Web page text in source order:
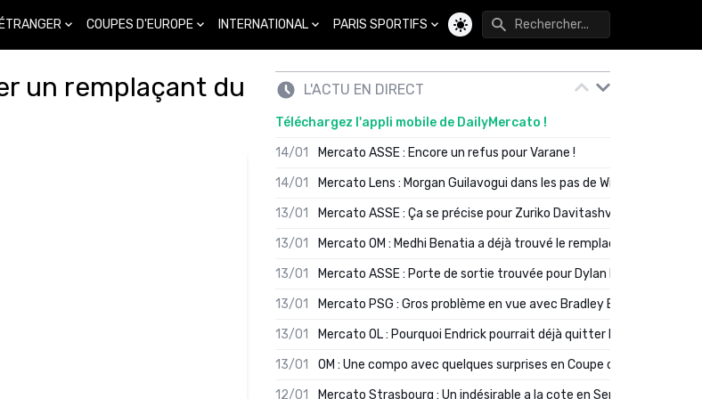
ÉTRANGER COUPES D'EUROPE INTERNATIONAL PARIS SPORTIFS
Changer de thème
un remplaçant du
L'ACTU EN DIRECT
Téléchargez l'appli mobile de DailyMercato !
14/01
Mercato ASSE : Encore un refus pour Varane !
14/01
Mercato Lens : Morgan Guilavogui dans les pas de Will Still ?
13/01
Mercato ASSE : Ça se précise pour Zuriko Davitashvili
13/01
Mercato OM : Medhi Benatia a déjà trouvé le remplaçant de Robinio
13/01
Mercato ASSE : Porte de sortie trouvée pour Dylan Batubinsika
13/01
Mercato PSG : Gros problème en vue avec Bradley Barcola ?
13/01
Mercato OL : Pourquoi Endrick pourrait déjà quitter Lyon en janvier
13/01
OM : Une compo avec quelques surprises en Coupe de France
12/01
Mercato Strasbourg : Un indésirable a la cote en Serie A